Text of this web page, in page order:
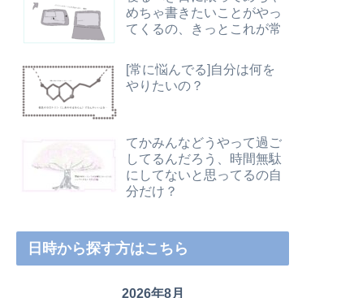
めちゃ書きたいことがやっ
てくるの、きっとこれが常
[常に悩んでる]自分は何を
やりたいの？
てかみんなどうやって過ご
してるんだろう、時間無駄
にしてないと思ってるの自
分だけ？
日時から探す方はこちら
2026年8月